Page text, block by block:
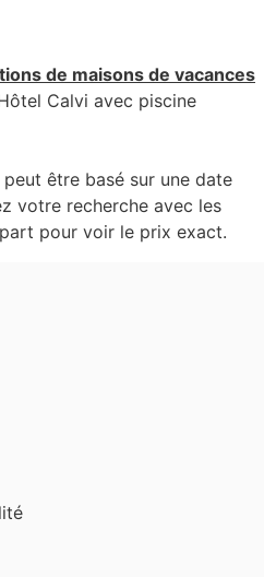
de maisons de vacances
Calvi avec piscine
être basé sur une date
votre recherche avec les
pour voir le prix exact.